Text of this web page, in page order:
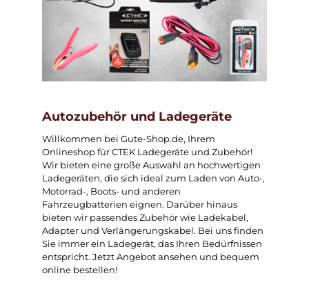
Autozubehör und Ladegeräte
Willkommen bei Gute-Shop.de, Ihrem
Onlineshop für CTEK Ladegeräte und Zubehör!
Wir bieten eine große Auswahl an hochwertigen
Ladegeräten, die sich ideal zum Laden von Auto-,
Motorrad-, Boots- und anderen
Fahrzeugbatterien eignen. Darüber hinaus
bieten wir passendes Zubehör wie Ladekabel,
Adapter und Verlängerungskabel. Bei uns finden
Sie immer ein Ladegerät, das Ihren Bedürfnissen
entspricht. Jetzt Angebot ansehen und bequem
online bestellen!